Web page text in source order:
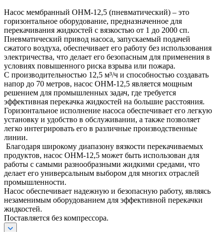
Насос мембранный ОНМ-12,5 (пневматический) – это
горизонтальное оборудование, предназначенное для
перекачивания жидкостей с вязкостью от 1 до 2000 сп.
Пневматический привод насоса, запускаемый подачей
сжатого воздуха, обеспечивает его работу без использования
электричества, что делает его безопасным для применения в
условиях повышенного риска взрыва или пожара.
С производительностью 12,5 м³/ч и способностью создавать
напор до 70 метров, насос ОНМ-12,5 является мощным
решением для промышленных задач, где требуется
эффективная перекачка жидкостей на большие расстояния.
Горизонтальное исполнение насоса обеспечивает его легкую
установку и удобство в обслуживании, а также позволяет
легко интегрировать его в различные производственные
линии.
Благодаря широкому диапазону вязкости перекачиваемых
продуктов, насос ОНМ-12,5 может быть использован для
работы с самыми разнообразными жидкими средами, что
делает его универсальным выбором для многих отраслей
промышленности.
Насос обеспечивает надежную и безопасную работу, являясь
незаменимым оборудованием для эффективной перекачки
жидкостей.
Поставляется без компрессора.